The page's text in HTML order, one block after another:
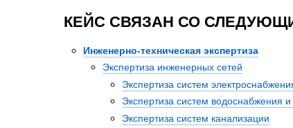
КЕЙС СВЯЗАН СО
Инженерно-техническая экспертиза
Экспертиза инженерных сетей
Экспертиза систем
Экспертиза систем водоснабжения
Экспертиза систем канализации